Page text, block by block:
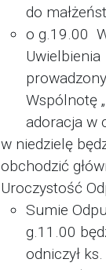
do
o g.19.00
Uwielbienia
Wspólnotę
adoracja w
w niedzielę
obchodzić
Uroczystość
Sumie
g.11.00
odniczył